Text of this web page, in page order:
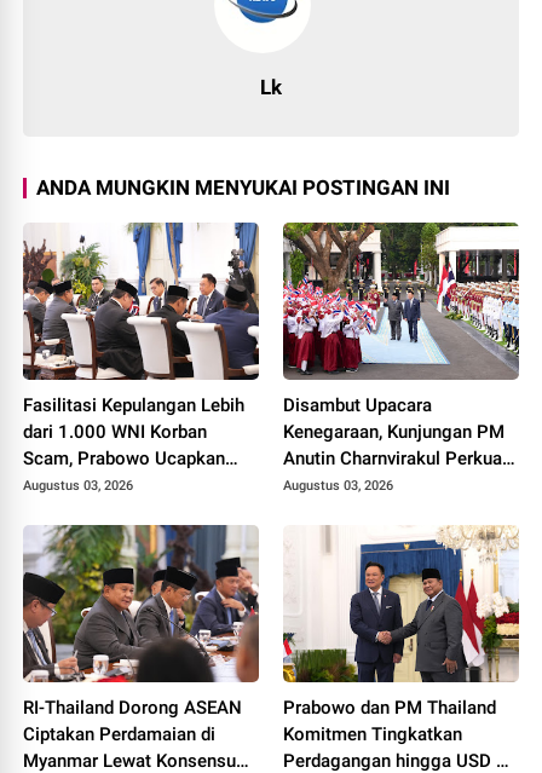
Lk
ANDA MUNGKIN MENYUKAI POSTINGAN INI
Fasilitasi Kepulangan Lebih
dari 1.000 WNI Korban
Scam, Prabowo Ucapkan
Terima Kasih ke PM
Augustus 03, 2026
Disambut Upacara
Kenegaraan, Kunjungan PM
Anutin Charnvirakul Perkuat
Hubungan Indonesia-
Augustus 03, 2026
RI-Thailand Dorong ASEAN
Ciptakan Perdamaian di
Myanmar Lewat Konsensus
Prabowo dan PM Thailand
Komitmen Tingkatkan
Perdagangan hingga USD 20